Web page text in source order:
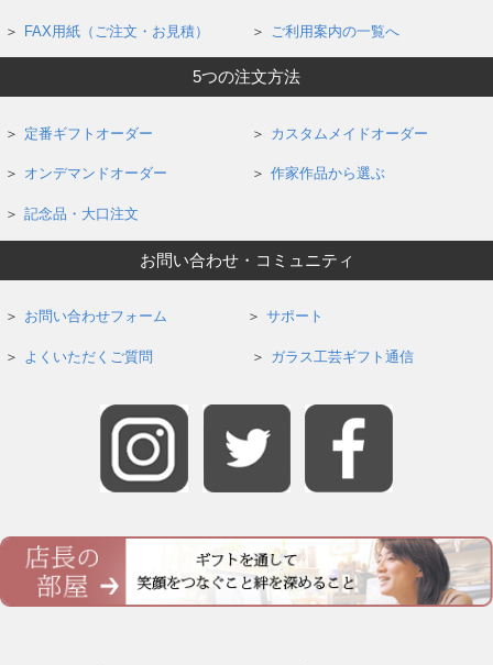
FAX用紙（ご注文・お見積） ご利用案内の一覧へ
5つの注文方法
定番ギフトオーダー カスタムメイドオーダー
オンデマンドオーダー 作家作品から選ぶ
記念品・大口注文
お問い合わせ・コミュニティ
お問い合わせフォーム サポート
よくいただくご質問 ガラス工芸ギフト通信